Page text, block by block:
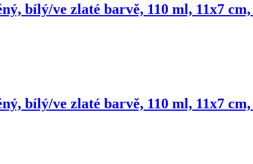
bílý/ve zlaté barvě, 110 ml, 11x7
bílý/ve zlaté barvě, 110 ml, 11x7